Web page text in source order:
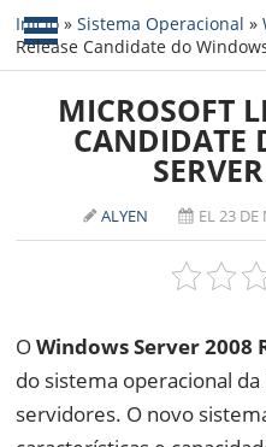
NOTÍCIAS
AMD
NOTEBOOKS
TABLETS
Início »Sistema Operacional »
Release Candidate do
MICROSOFT
CANDIDATE
ALYEN EL 23
OWindows Server 2008
do sistema operacional
servidores. O novo